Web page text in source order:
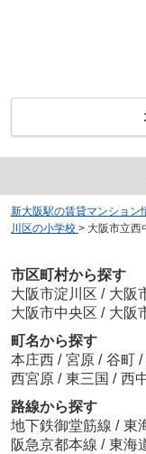
新大阪駅の賃貸マンション
川区の小学校 > 大阪市立西
市区町村から探す
大阪市淀川区 / 大阪
大阪市中央区 / 大阪
町名から探す
本庄西 / 宮原 / 谷町 /
西宮原 / 東三国 / 西
路線から探す
地下鉄御堂筋線 / 東
阪急京都本線 / 東海